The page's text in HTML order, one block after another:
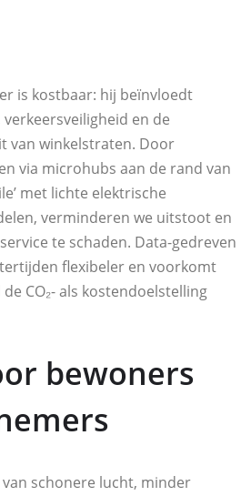
is kostbaar: hij beïnvloedt
en de
van winkelstraten. Door
via microhubs aan de rand van
met lichte elektrische
verminderen we uitstoot en
te schaden. Data-gedreven
flexibeler en voorkomt
CO₂- als kostendoelstelling
bewoners
schonere lucht, minder